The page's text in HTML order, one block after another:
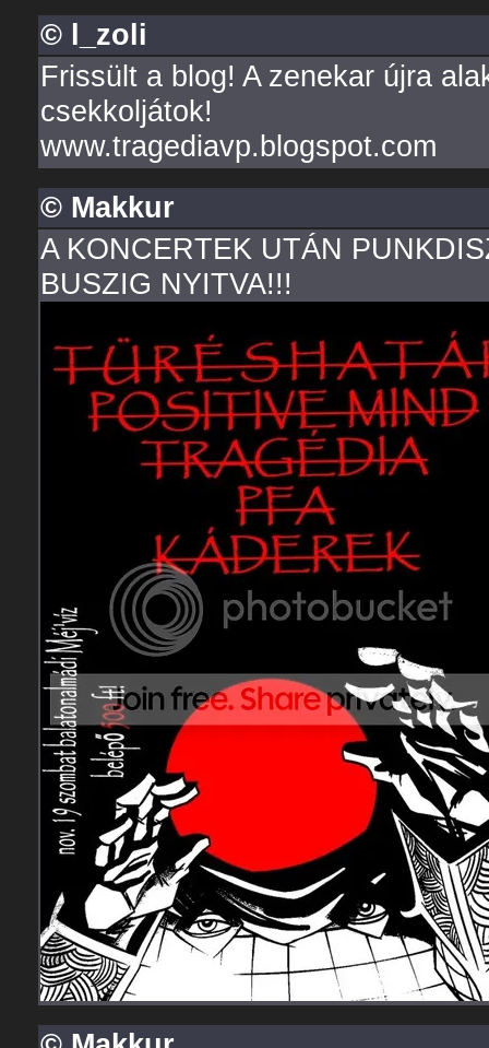
© l_zoli
Frissült a blog! A zenekar újra
csekkoljátok!
www.tragediavp.blogspot.com
© Makkur
A KONCERTEK UTÁN
BUSZIG NYITVA!!!